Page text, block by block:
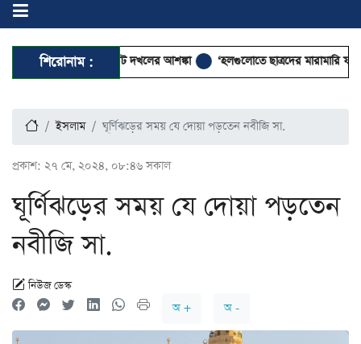
শিরোনাম :
কর্পোরেট দখলের আশঙ্কা ‘হলগুলোতে ছাত্রদের মারামারি ফ্যাসিবাদ
ইসলাম ঘূর্ণিঝড়ের সময় যে দোয়া পড়তেন নবীজি সা.
প্রকাশ: ২৭ মে, ২০২৪, ০৮:৪৬ সকাল
ঘূর্ণিঝড়ের সময় যে দোয়া পড়তেন
নবীজি সা.
নিউজ ডেস্ক
অ +
অ -